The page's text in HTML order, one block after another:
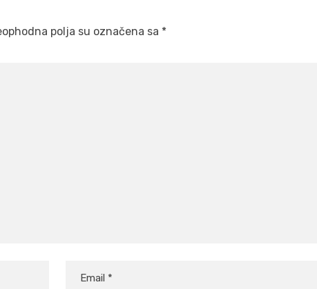
polja su označena sa *